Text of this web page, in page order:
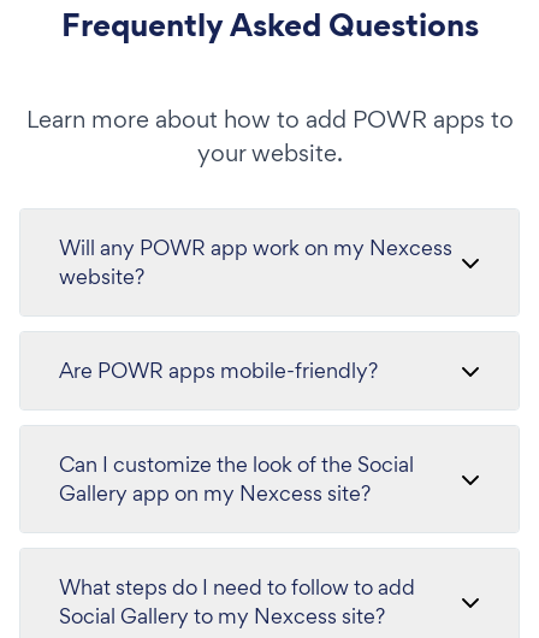
Frequently Asked Questions
Learn more about how to add POWR apps to
your website.
Will any POWR app work on my Nexcess
website?
Are POWR apps mobile-friendly?
Can I customize the look of the Social
Gallery app on my Nexcess site?
What steps do I need to follow to add
Social Gallery to my Nexcess site?